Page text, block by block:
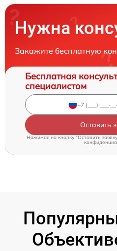
Нужна
Закажите бесплатную
Бесплатная
специалистом
Оставить
Нажимая на кнопку "Оставить